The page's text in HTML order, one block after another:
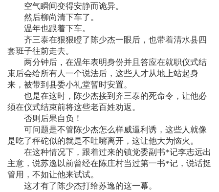
空气瞬间变得安静而诡异。
然后柳尚清下车了。
温年也跟着下车。
齐三泰在狠狠瞪了陈少杰一眼后，也带着清水县四
套班子往前走去。
两分钟后，在温年表明身份并且答应在就职仪式结
束后会给所有人一个说法后，这些人才从地上站起身
来，被带到县委小礼堂暂时安置。
也是在这时，陈少杰接到齐三泰的死命令，让他必
须在仪式结束前将这些老百姓劝返。
否则后果自负！
可问题是不管陈少杰怎么样威逼利诱，这些人就像
是吃了秤砣似的就是不吐嘴离开，这让他大为恼火。
在这种情况下，跟着过来的镇党委副书*记李志远出
主意，说苏逸以前曾经在陈庄村当过第一书*记，说话挺
管用，不如让他来试试。
这才有了陈少杰打给苏逸的这一幕。